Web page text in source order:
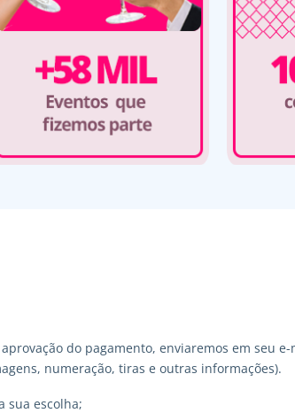
do pagamento, enviaremos em seu
numeração, tiras e outras informações).
sua escolha;